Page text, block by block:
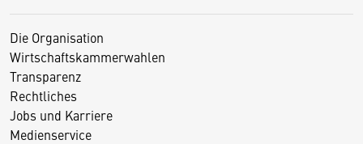
Die Organisation
Wirtschaftskammerwahlen
Transparenz
Rechtliches
Jobs und Karriere
Medienservice